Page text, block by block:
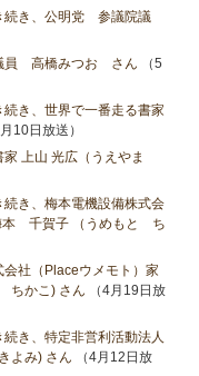
続き、公明党 参議院議
員 高橋みつお さん （5
き、世界で一番走る書家
10日放送）
家 上山 光広（うえやま
き、梅本電機設備株式会
本 千賀子 （うめもと ち
社（Placeウメモト）家
ちかこ) さん （4月19日放
き、特定非営利活動法人
よみ) さん （4月12日放